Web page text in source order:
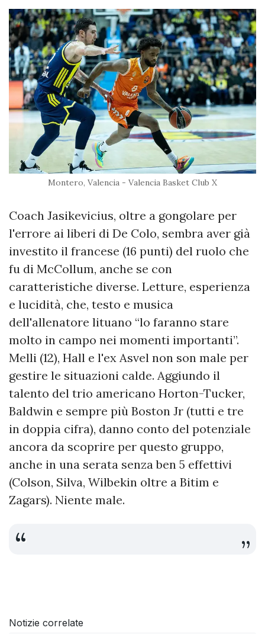
Montero, Valencia - Valencia Basket Club X
Coach Jasikevicius, oltre a gongolare per
l'errore ai liberi di De Colo, sembra aver già
investito il francese (16 punti) del ruolo che
fu di McCollum, anche se con
caratteristiche diverse. Letture, esperienza
e lucidità, che, testo e musica
dell'allenatore lituano “lo faranno stare
molto in campo nei momenti importanti”.
Melli (12), Hall e l'ex Asvel non son male per
gestire le situazioni calde. Aggiundo il
talento del trio americano Horton-Tucker,
Baldwin e sempre più Boston Jr (tutti e tre
in doppia cifra), danno conto del potenziale
ancora da scoprire per questo gruppo,
anche in una serata senza ben 5 effettivi
(Colson, Silva, Wilbekin oltre a Bitim e
Zagars). Niente male.
Notizie correlate